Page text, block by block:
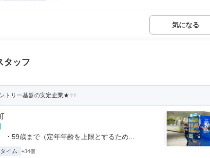
気になる
タッフ
トリー基盤の安定企業★
59歳まで（定年年齢を上限とするため...
イム +34個